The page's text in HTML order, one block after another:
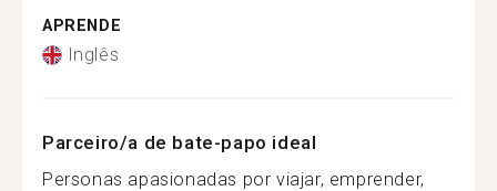
APRENDE
Inglês
Parceiro/a de bate-papo ideal
Personas apasionadas por viajar, emprender,